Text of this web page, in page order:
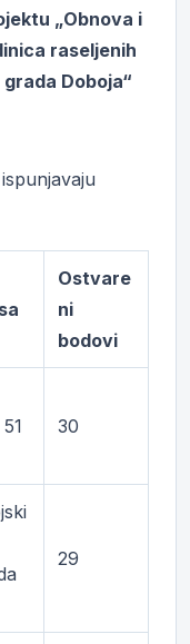
„Obnova i
raseljenih
Doboja“
Ostvare
ni
bodovi
30
29